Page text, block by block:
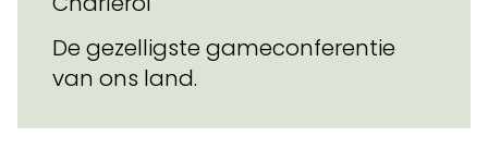
De gezelligste gameconferentie
van ons land.